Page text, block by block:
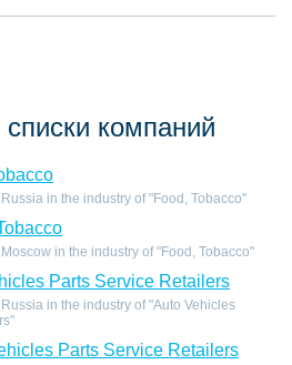
компаний
in the industry of "Food, Tobacco"
in the industry of "Food, Tobacco"
Parts Service Retailers
in the industry of "Auto Vehicles
Parts Service Retailers